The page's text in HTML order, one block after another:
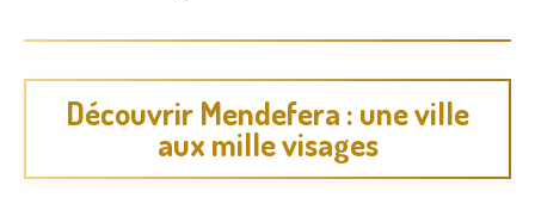
Découvrir Mendefera : une ville
aux mille visages